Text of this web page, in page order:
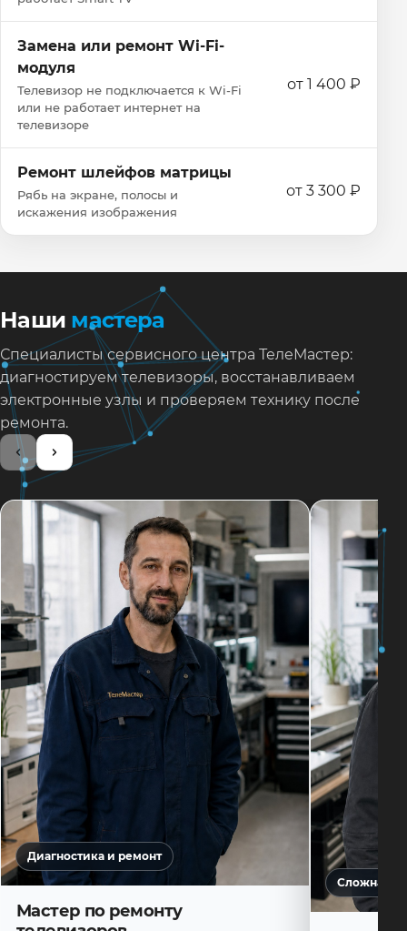
Замена или ремонт Wi‑Fi-
модуля
Телевизор не подключается к Wi‑Fi
или не работает интернет на
телевизоре
от 1 400 ₽
Ремонт шлейфов матрицы
Рябь на экране, полосы и
искажения изображения
от 3 300 ₽
Наши мастера
Специалисты сервисного центра ТелеМастер:
диагностируем телевизоры, восстанавливаем
электронные узлы и проверяем технику после
ремонта.
Диагностика и ремонт
Мастер по ремонту
Сложная